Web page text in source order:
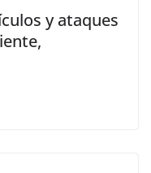
y ataques